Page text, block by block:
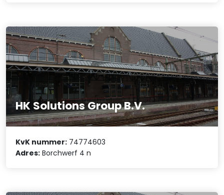
HK Solutions Group B.V.
KvK nummer: 74774603
Adres: Borchwerf 4 n